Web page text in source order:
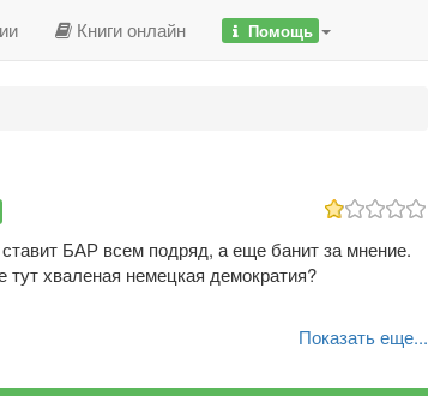
Книги онлайн Помощь
БАР всем подряд, а еще банит за мнение.
тут хваленая немецкая демократия?
Показать еще...